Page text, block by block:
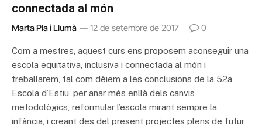
connectada al món
Marta Pla i Llumà 12 de setembre de 2017 0
Com a mestres, aquest curs ens proposem aconseguir una
escola equitativa, inclusiva i connectada al món i
treballarem, tal com dèiem a les conclusions de la 52a
Escola d’Estiu, per anar més enllà dels canvis
metodològics, reformular l’escola mirant sempre la
infància, i creant des del present projectes plens de futur